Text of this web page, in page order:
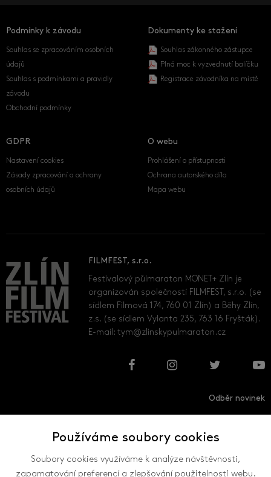
Podmínky k závodu
Souhlas se zpracováním osobních
údajů
Souhlas s podmínkami a pravidly
závodu
Obchodní podmínky
Dokumenty ke stažení
Souhlas zákonného zástupce
Plná moc k vyzvednutí balíčku
Registrace závodníka na místě
GDPR
Nastavení cookies
Zásady zpracování a ochrany
osobních údajů
O webu
Prohlášení o přístupnosti
Ochrana autorského díla
Mapa webu
FILMFEST, s.r.o.
Festivalový půlmaraton MONET+ Zlín je
organizován společností FILMFEST, s.r.o. (se
sídlem Filmová 174, 760 01 Zlín) a Běhy Zlín,
z.s. (se sídlem Vylanta 235, 763 16 Fryšták).
E-mail:tym@zlinskypulmaraton.cz
Odběr novinek
Používáme soubory cookies
Soubory cookies využíváme k analýze návštěvnosti,
zapamatování preferencí a zlepšování použitelnosti webu.